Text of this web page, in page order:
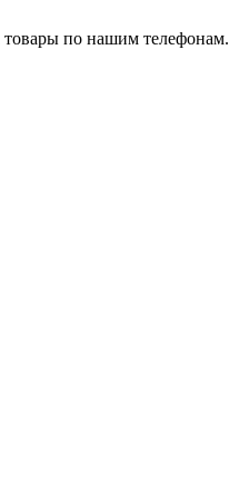
товары по нашим телефонам.